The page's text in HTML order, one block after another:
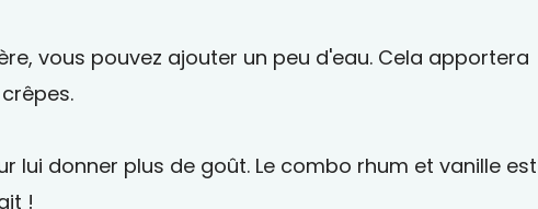
vous pouvez ajouter un peu d'eau. Cela apportera
lui donner plus de goût. Le combo rhum et vanille est
!